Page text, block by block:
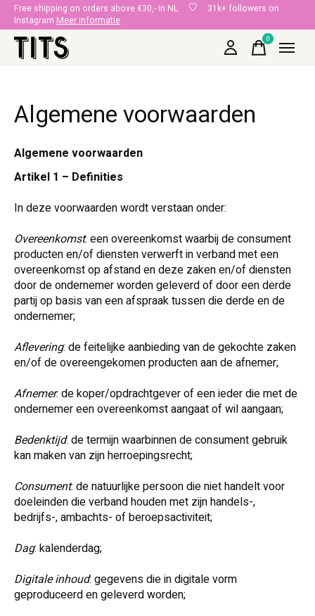
Free shipping on orders above €30,- in NL
31k+ followers on
Instagram Meer informatie
0items
Algemene voorwaarden
Algemene voorwaarden
Artikel 1 – Definities
In deze voorwaarden wordt verstaan onder:
Overeenkomst: een overeenkomst waarbij de consument
producten en/of diensten verwerft in verband met een
overeenkomst op afstand en deze zaken en/of diensten
door de ondernemer worden geleverd of door een derde
partij op basis van een afspraak tussen die derde en de
ondernemer;
Aflevering: de feitelijke aanbieding van de gekochte zaken
en/of de overeengekomen producten aan de afnemer;
Afnemer: de koper/opdrachtgever of een ieder die met de
ondernemer een overeenkomst aangaat of wil aangaan;
Bedenktijd: de termijn waarbinnen de consument gebruik
kan maken van zijn herroepingsrecht;
Consument: de natuurlijke persoon die niet handelt voor
doeleinden die verband houden met zijn handels-,
bedrijfs-, ambachts- of beroepsactiviteit;
Dag: kalenderdag;
Digitale inhoud: gegevens die in digitale vorm
geproduceerd en geleverd worden;